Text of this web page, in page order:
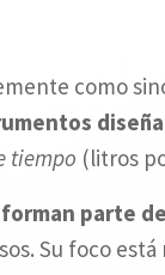
como
tiempo (litros
parte
Su foco